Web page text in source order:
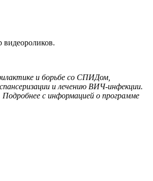
и борьбе со СПИДом,
и лечению ВИЧ-инфекции.
с информацией о программе